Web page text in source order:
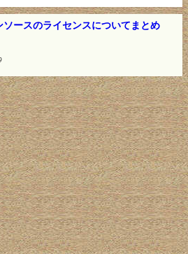
ソースのライセンスについてまとめ